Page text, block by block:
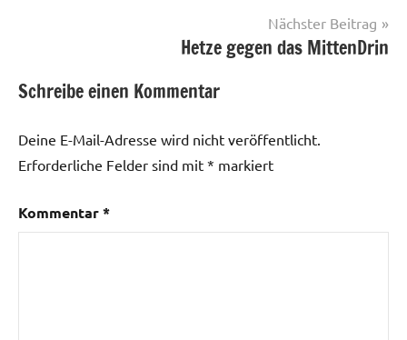
Nächster Beitrag
Hetze gegen das MittenDrin
Schreibe einen Kommentar
Deine E-Mail-Adresse wird nicht veröffentlicht.
Erforderliche Felder sind mit * markiert
Kommentar*